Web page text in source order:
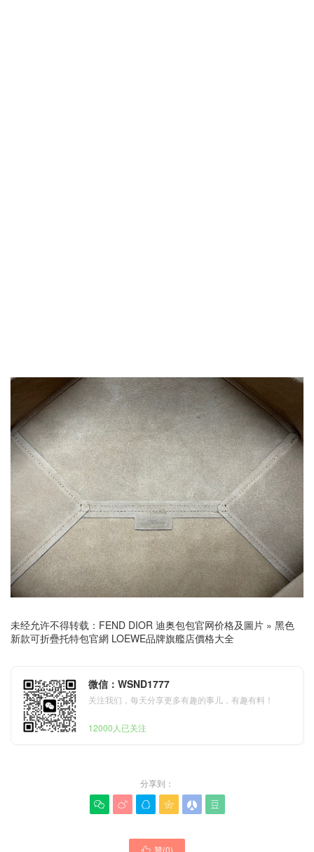
未经允许不得转载： FEND DIOR 迪奥包包官网价格及圖片 » 黑色
新款可折疊托特包官網 LOEWE品牌旗艦店價格大全
微信：WSND1777
关注我们，每天分享更多有趣的事儿，有趣有料！
12000人已关注
分享到：
     